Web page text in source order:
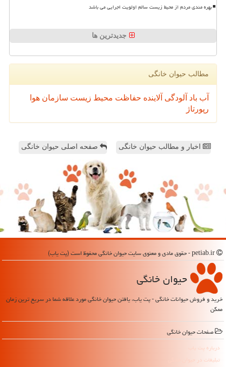
بهره مندی مردم از محیط زیست سالم اولویت اجرایی می باشد
جدیدترین ها
مطالب حیوان خانگی
آب باد آلودگی آلاینده حفاظت محیط زیست سازمان هوا
رپورتاژ
اخبار و مطالب حیوان خانگی صفحه اصلی حیوان خانگی
حیوان خانگی
خرید و فروش حیوانات خانگی - پت یاب، یافتن حیوان خانگی مورد علاقه شما در سریع ترین زمان
ممکن
صفحات حیوان خانگی
درباره پت یاب
تبلیغات در حیوان خانگی